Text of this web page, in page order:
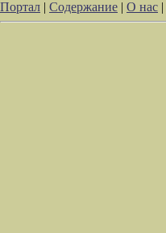
Портал | Содержание | О нас |